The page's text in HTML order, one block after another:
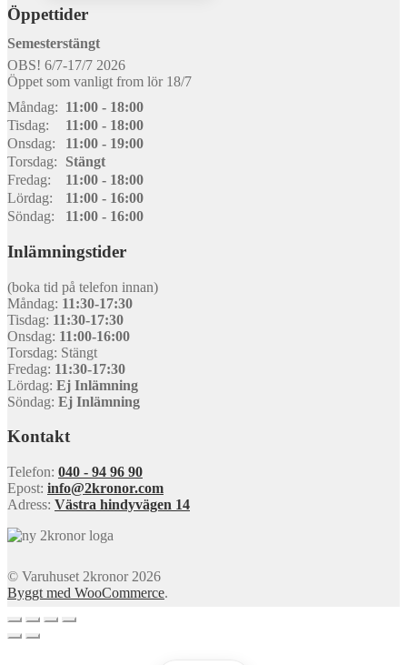
Öppettider
Semesterstängt
OBS! 6/7-17/7 2026
Öppet som vanligt from lör 18/7
Måndag: 11:00 - 18:00
Tisdag:
11:00 - 18:00
Onsdag:
11:00 - 19:00
Torsdag:
Stängt
Fredag:
11:00 - 18:00
Lördag:
11:00 - 16:00
Söndag:
11:00 - 16:00
Inlämningstider
(boka tid på telefon innan)
Måndag: 11:30-17:30
Tisdag: 11:30-17:30
Onsdag: 11:00-16:00
Torsdag: Stängt
Fredag: 11:30-17:30
Lördag: Ej Inlämning
Söndag: Ej Inlämning
Kontakt
Telefon: 040 - 94 96 90
Epost: info@2kronor.com
Adress: Västra hindyvägen 14
© Varuhuset 2kronor 2026
Byggt med WooCommerce.